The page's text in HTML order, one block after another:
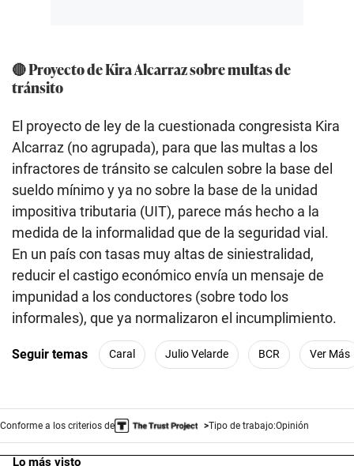
🔴 Proyecto de Kira Alcarraz sobre multas de
tránsito
El proyecto de ley de la cuestionada congresista Kira
Alcarraz (no agrupada), para que las multas a los
infractores de tránsito se calculen sobre la base del
sueldo mínimo y ya no sobre la base de la unidad
impositiva tributaria (UIT), parece más hecho a la
medida de la informalidad que de la seguridad vial.
En un país con tasas muy altas de siniestralidad,
reducir el castigo económico envía un mensaje de
impunidad a los conductores (sobre todo los
informales), que ya normalizaron el incumplimiento.
Seguir temas Caral Julio Velarde BCR Ver Más
Conforme a los criterios de Tipo de trabajo:Opinión
Lo más visto